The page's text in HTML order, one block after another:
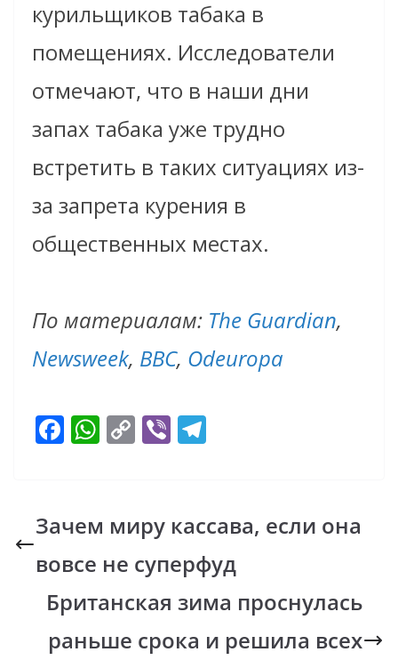
курильщиков табака в
помещениях. Исследователи
отмечают, что в наши дни
запах табака уже трудно
встретить в таких ситуациях из-
за запрета курения в
общественных местах.
По материалам: The Guardian,
Newsweek, BBC, Odeuropa
F
b
o
o
k
W
s
A
p
p
C
y
Li
n
k
Vi
gr
a
m
Зачем миру кассава, если она
вовсе не суперфуд
Британская зима проснулась
раньше срока и решила всех